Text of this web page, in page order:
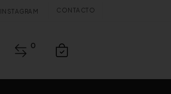
INSTAGRAM CONTACTO
0